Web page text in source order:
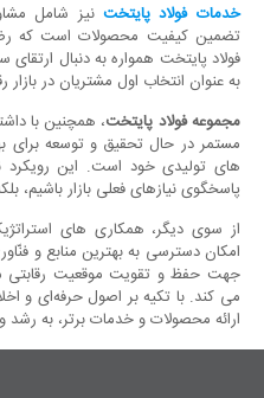
خدمات فولاد پایتخت نیز شامل
تضمین کیفیت محصولات است که
فولاد پایتخت همواره به دنبال
به عنوان انتخاب اول مشتریان در بازار
مجموعه فولاد پایتخت، همچنین با
مستمر در حال تحقیق و توسعه برای
‌های تولیدی خود است. این رویکرد
پاسخگوی نیازهای فعلی بازار باشیم،
از سوی دیگر، همکاری ‌های
امکان دسترسی به بهترین منابع و
جهت حفظ و تقویت موقعیت رقابتی‌
می‌ کند. با تکیه بر اصول حرفه‌ای و
ارائه محصولات و خدمات برتر، به رشد